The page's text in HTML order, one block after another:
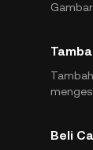
Beli